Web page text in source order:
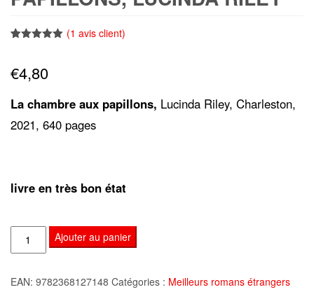
basé sur
notation
(1 avis client)
€4,80
La chambre aux papillons, Lucinda Riley, Charleston,
2021, 640 pages
livre en très bon état
quantité
de
chambre
Ajouter au panier
EAN: 9782368127148 Catégories : Meilleurs romans étrangers